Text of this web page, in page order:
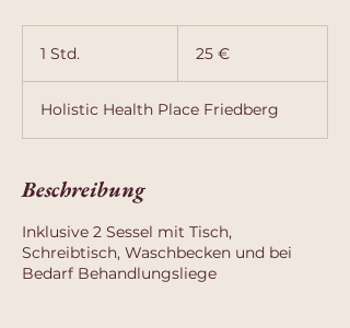
1 Std.
d
25 €
Holistic Health Place Friedberg
Beschreibung
Inklusive 2 Sessel mit Tisch,
Schreibtisch, Waschbecken und bei
Bedarf Behandlungsliege